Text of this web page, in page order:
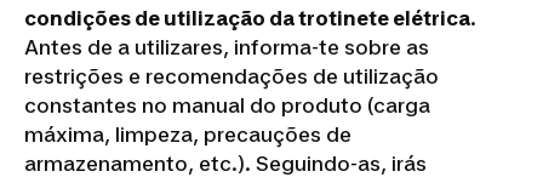
condições de utilização da trotinete elétrica.
Antes de a utilizares, informa-te sobre as
restrições e recomendações de utilização
constantes no manual do produto (carga
máxima, limpeza, precauções de
armazenamento, etc.). Seguindo-as, irás